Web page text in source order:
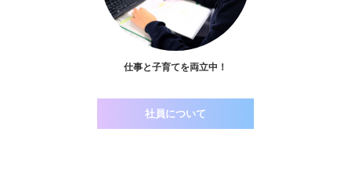
仕事と子育てを両立中！
社員について